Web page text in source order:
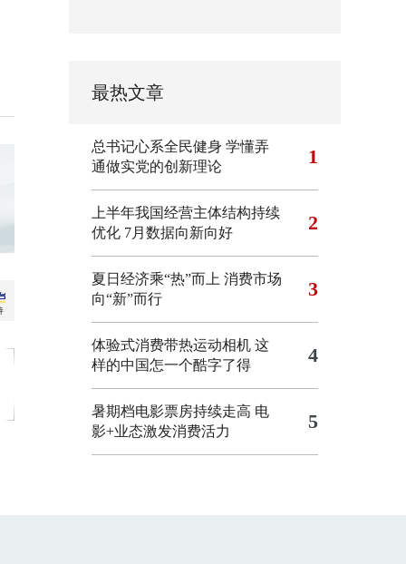
最热文章
总书记心系全民健身 学懂弄
通做实党的创新理论
1
上半年我国经营主体结构持续
优化 7月数据向新向好 2
夏日经济乘“热”而上 消费市场
向“新”而行
3
体验式消费带热运动相机 这
样的中国怎一个酷字了得
4
暑期档电影票房持续走高 电
影+业态激发消费活力
5